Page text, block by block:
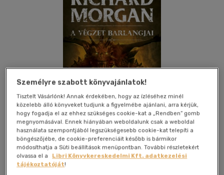
Kívánságlistához adom Megosztom
Személyre szabott könyvajánlatok!
Tisztelt Vásárlónk! Annak érdekében, hogy az ízléséhez minél
közelebb álló könyveket tudjunk a figyelmébe ajánlani, arra kérjük,
hogy fogadja el az ehhez szükséges cookie-kat a „Rendben” gomb
megnyomásával. Ennek hiányában weboldalunk csak a weboldal
használata szempontjából legszükségesebb cookie-kat telepíti a
böngészőjébe, de cookie-preferenciáit később is bármikor
módosíthatja a Süti beállítások menüpontban. További részletekért
olvassa el a
Libri Könyvkereskedelmi Kft. adatkezelési
tájékoztatóját!